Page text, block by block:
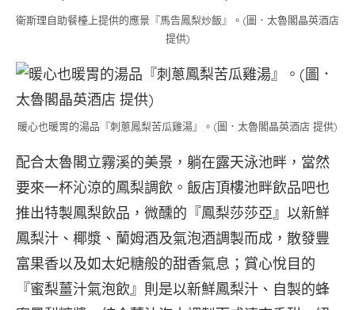
衛斯理自助餐檯上提供的應景『馬告鳳梨炒飯』。(圖．太魯閣晶英酒店
提供)
暖心也暖胃的湯品『刺蔥鳳梨苦瓜雞湯』。(圖．太魯閣晶英酒店 提供)
配合太魯閣立霧溪的美景，躺在露天泳池畔，當然
要來一杯沁涼的鳳梨調飲。飯店頂樓池畔飲品吧也
推出特製鳳梨飲品，微醺的『鳳梨莎莎亞』以新鮮
鳳梨汁、椰漿、蘭姆酒及氣泡酒調製而成，散發豐
富果香以及如太妃糖般的甜香氣息；賞心悅目的
『蜜梨薑汁氣泡飲』則是以新鮮鳳梨汁、自製的蜂